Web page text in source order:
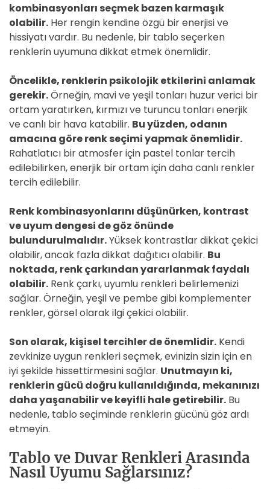
kombinasyonları seçmek bazen karmaşık
olabilir. Her rengin kendine özgü bir enerjisi ve
hissiyatı vardır. Bu nedenle, bir tablo seçerken
renklerin uyumuna dikkat etmek önemlidir.
Öncelikle, renklerin psikolojik etkilerini anlamak
gerekir.Örneğin, mavi ve yeşil tonları huzur verici bir
ortam yaratırken, kırmızı ve turuncu tonları enerjik
ve canlı bir hava katabilir. Bu yüzden, odanın
amacına göre renk seçimi yapmak önemlidir.
Rahatlatıcı bir atmosfer için pastel tonlar tercih
edilebilirken, enerjik bir ortam için daha canlı renkler
tercih edilebilir.
Renk kombinasyonlarını düşünürken, kontrast
ve uyum dengesi de göz önünde
bulundurulmalıdır.Yüksek kontrastlar dikkat çekici
olabilir, ancak fazla dikkat dağıtıcı olabilir. Bu
noktada, renk çarkından yararlanmak faydalı
olabilir. Renk çarkı, uyumlu renkleri belirlemenizi
sağlar. Örneğin, yeşil ve pembe gibi komplementer
renkler, görsel olarak ilgi çekici olabilir.
Son olarak, kişisel tercihler de önemlidir. Kendi
zevkinize uygun renkleri seçmek, evinizin sizin için en
iyi şekilde hissettirmesini sağlar. Unutmayın ki,
renklerin gücü doğru kullanıldığında, mekanınızı
daha yaşanabilir ve keyifli hale getirebilir. Bu
nedenle, tablo seçiminde renklerin gücünü göz ardı
etmeyin.
Tablo ve Duvar Renkleri Arasında
Nasıl Uyumu Sağlarsınız?